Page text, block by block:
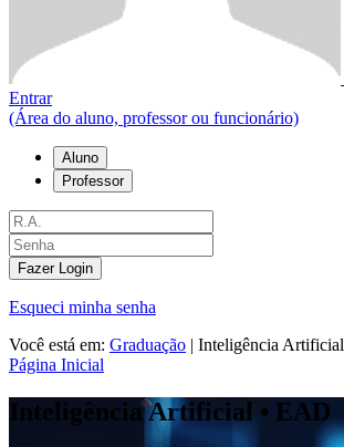
Entrar
(Área do aluno, professor ou funcionário)
Aluno
Professor
Fazer Login
Esqueci minha senha
Você está em: Graduação | Inteligência Artificial
Página Inicial
Inteligência Artificial • EAD